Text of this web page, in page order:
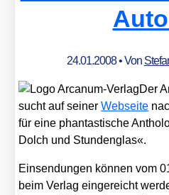
24.01.2008• Von
Der
sucht auf sei­nerWeb­sei­te
für eine phan­tas­ti­sche
Dolch und Stun­den­glas«.
Ein­sen­dun­gen kön­nen vom
beim Ver­lag ein­ge­reicht